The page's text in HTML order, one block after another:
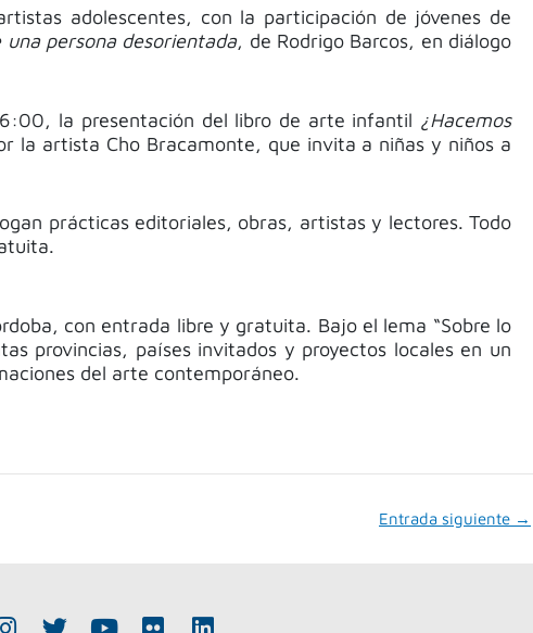
adolescentes, con la participación de jóvenes de
una persona desorientada, de Rodrigo Barcos, en diálogo
la presentación del libro de arte infantil ¿Hacemos
la artista Cho Bracamonte, que invita a niñas y niños a
prácticas editoriales, obras, artistas y lectores. Todo
con entrada libre y gratuita. Bajo el lema “Sobre lo
provincias, países invitados y proyectos locales en un
del arte contemporáneo.
Entrada siguiente →
I
T
Y
F
L